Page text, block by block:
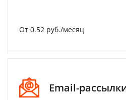
От 0.52 руб./месяц
Email-